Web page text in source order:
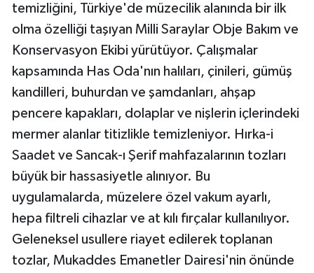
temizliğini, Türkiye'de müzecilik alanında bir ilk
olma özelliği taşıyan Milli Saraylar Obje Bakım ve
Konservasyon Ekibi yürütüyor. Çalışmalar
kapsamında Has Oda'nın halıları, çinileri, gümüş
kandilleri, buhurdan ve şamdanları, ahşap
pencere kapakları, dolaplar ve nişlerin içlerindeki
mermer alanlar titizlikle temizleniyor. Hırka-i
Saadet ve Sancak-ı Şerif mahfazalarının tozları
büyük bir hassasiyetle alınıyor. Bu
uygulamalarda, müzelere özel vakum ayarlı,
hepa filtreli cihazlar ve at kılı fırçalar kullanılıyor.
Geleneksel usullere riayet edilerek toplanan
tozlar, Mukaddes Emanetler Dairesi'nin önünde